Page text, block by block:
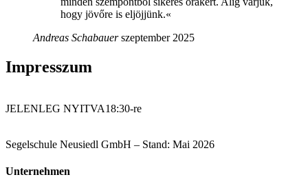
hogy jövőre is eljöjjünk.«
Andreas Schabauer szeptember 2025
Impresszum
JELENLEG NYITVA18:30-re
Segelschule Neusiedl GmbH – Stand: Mai 2026
Unternehmen